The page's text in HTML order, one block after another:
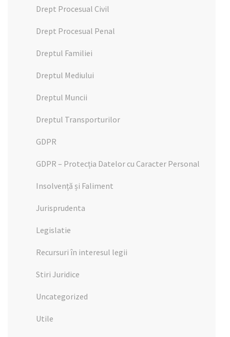
Drept Procesual Civil
Drept Procesual Penal
Dreptul Familiei
Dreptul Mediului
Dreptul Muncii
Dreptul Transporturilor
GDPR
GDPR – Protecția Datelor cu Caracter Personal
Insolvență și Faliment
Jurisprudenta
Legislatie
Recursuri în interesul legii
Stiri Juridice
Uncategorized
Utile